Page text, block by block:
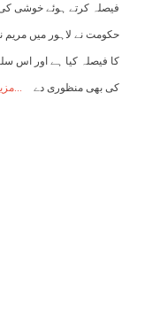
فیصلہ کرتے ہوئے خوشی
حکومت نے لاہور میں مریم
کا فیصلہ کیا ہے اور اس
کی بھی منظوری دے